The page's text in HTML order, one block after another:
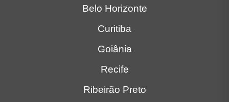
Belo Horizonte
Curitiba
Goiânia
Recife
Ribeirão Preto